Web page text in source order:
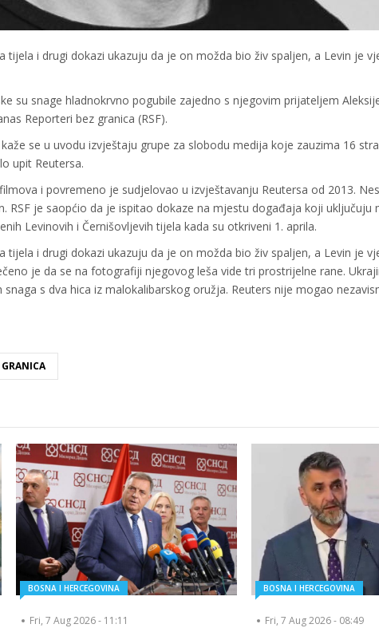
tijela i drugi dokazi ukazuju da je on možda bio živ spaljen, a Levin je
su snage hladnokrvno pogubile zajedno s njegovim prijateljem
Reporteri bez granica (RSF).
se u uvodu izvještaju grupe za slobodu medija koje zauzima 16
upit Reutersa.
i povremeno je sudjelovao u izvještavanju Reutersa od 2013.
RSF je saopćio da je ispitao dokaze na mjestu događaja koji uključuju
Levinovih i Černišovljevih tijela kada su otkriveni 1. aprila.
tijela i drugi dokazi ukazuju da je on možda bio živ spaljen, a Levin je
je da se na fotografiji njegovog leša vide tri prostrijelne rane.
snaga s dva hica iz malokalibarskog oružja. Reuters nije mogao
BOSNA I HERCEGOVINA
Fri, 7 Aug 2026 - 11:11
BOSNA I HERCEGOVINA
Fri, 7 Aug 2026 - 08:49